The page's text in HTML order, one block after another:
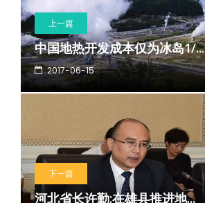
上一篇
中国地热开发成本仅为冰岛1/...
2017-06-15
下一篇
河北省长许勤:在雄县推进地...